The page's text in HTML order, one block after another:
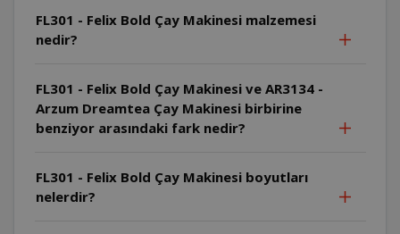
FL301 - Felix Bold Çay Makinesi malzemesi
nedir?
FL301 - Felix Bold Çay Makinesi ve AR3134 -
Arzum Dreamtea Çay Makinesi birbirine
benziyor arasındaki fark nedir?
FL301 - Felix Bold Çay Makinesi boyutları
nelerdir?